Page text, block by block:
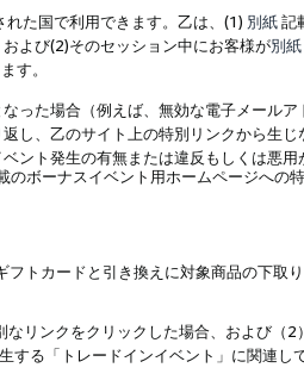
た国で利用できます。乙は、(1) 別紙記
よび(2)そのセッション中にお客様が別紙
す。
った場合（例えば、無効な電子メール
し、乙のサイト上の特別リンクから生
ント発生の有無または違反もしくは悪用
のボーナスイベント用ホームページへの
トカードと引き換えに対象商品の下取
リンクをクリックした場合、および（
る「トレードインイベント」に関連